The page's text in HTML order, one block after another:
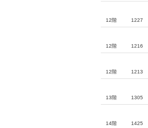
12階 1227
12階 1216
12階 1213
13階 1305
14階 1425